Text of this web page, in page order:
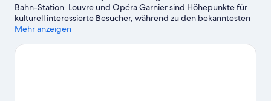
Bahn-Station. Louvre und Opéra Garnier sind Höhepunkte für
kulturell interessierte Besucher, während zu den bekanntesten
Sehenswürdigkeiten der Region Folgendes zählt: Champs-
spannende Veranstaltungen. Eine beliebte Attraktion der
Mehr anzeigen